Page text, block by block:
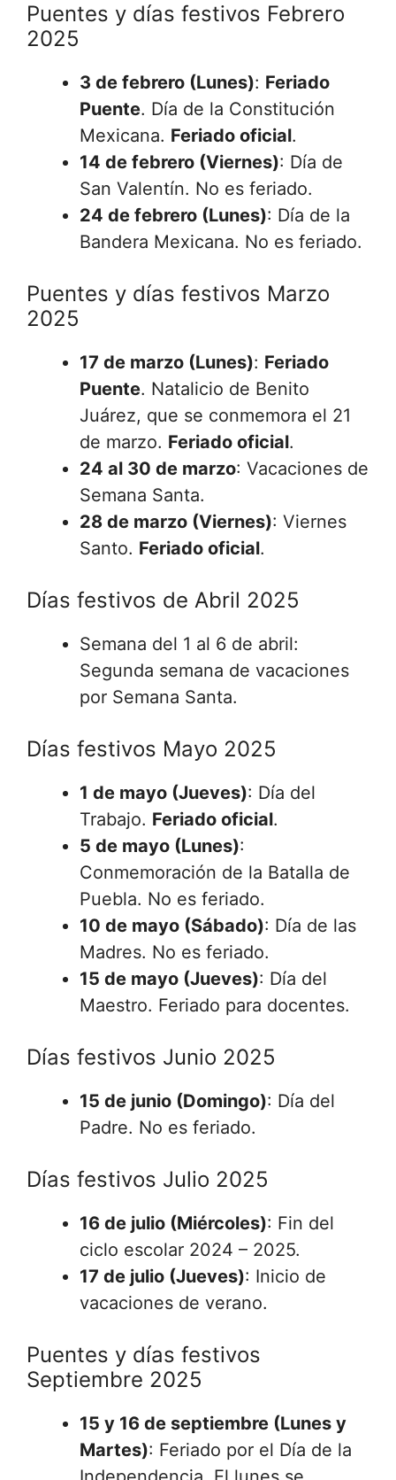
Puentes y días festivos Febrero
2025
3 de febrero (Lunes): Feriado
Puente. Día de la Constitución
Mexicana. Feriado oficial.
14 de febrero (Viernes): Día de
San Valentín. No es feriado.
24 de febrero (Lunes): Día de la
Bandera Mexicana. No es feriado.
Puentes y días festivos Marzo
2025
17 de marzo (Lunes): Feriado
Puente. Natalicio de Benito
Juárez, que se conmemora el 21
de marzo. Feriado oficial.
24 al 30 de marzo: Vacaciones de
Semana Santa.
28 de marzo (Viernes): Viernes
Santo. Feriado oficial.
Días festivos de Abril 2025
Semana del 1 al 6 de abril:
Segunda semana de vacaciones
por Semana Santa.
Días festivos Mayo 2025
1 de mayo (Jueves): Día del
Trabajo. Feriado oficial.
5 de mayo (Lunes):
Conmemoración de la Batalla de
Puebla. No es feriado.
10 de mayo (Sábado): Día de las
Madres. No es feriado.
15 de mayo (Jueves): Día del
Maestro. Feriado para docentes.
Días festivos Junio 2025
15 de junio (Domingo): Día del
Padre. No es feriado.
Días festivos Julio 2025
16 de julio (Miércoles): Fin del
ciclo escolar 2024 – 2025.
17 de julio (Jueves): Inicio de
vacaciones de verano.
Puentes y días festivos
Septiembre 2025
15 y 16 de septiembre (Lunes y
Martes): Feriado por el Día de la